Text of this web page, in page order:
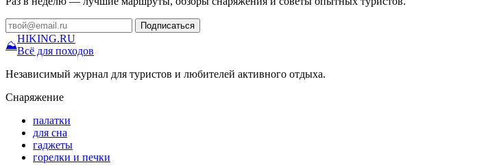
Подписаться
⛰
HIKING.RU
Всё для походов
Независимый журнал для туристов и любителей активного отдыха.
Снаряжение
палатки
для сна
гаджеты
горелки и печки